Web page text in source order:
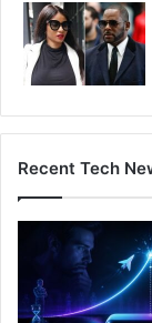
Recent Tech